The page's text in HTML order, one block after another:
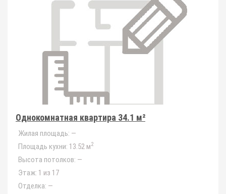
Однокомнатная квартира 34.1 м²
Жилая площадь: —
Площадь кухни: 13.52 м2
Высота потолков: —
Этаж: 1 из 17
Отделка: —